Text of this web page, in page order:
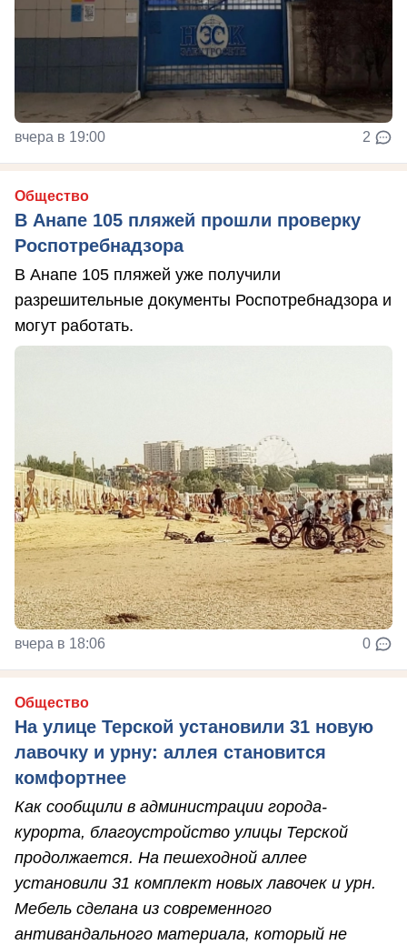
вчера в 19:00 2
Общество
В Анапе 105 пляжей прошли проверку
Роспотребнадзора
В Анапе 105 пляжей уже получили
разрешительные документы Роспотребнадзора и
могут работать.
вчера в 18:06 0
Общество
На улице Терской установили 31 новую
лавочку и урну: аллея становится
комфортнее
Как сообщили в администрации города-
курорта, благоустройство улицы Терской
продолжается. На пешеходной аллее
установили 31 комплект новых лавочек и урн.
Мебель сделана из современного
антивандального материала, который не